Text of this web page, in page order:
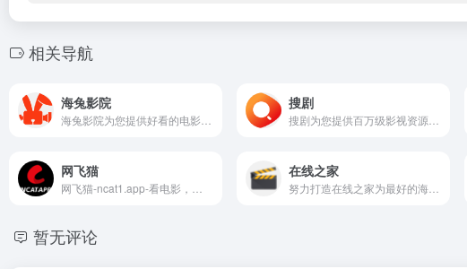
相关导航
海兔影院 搜剧
网飞猫 在线之家
努力打造在线之家为最好的海外热门影视剧在线观看站点!
暂无评论